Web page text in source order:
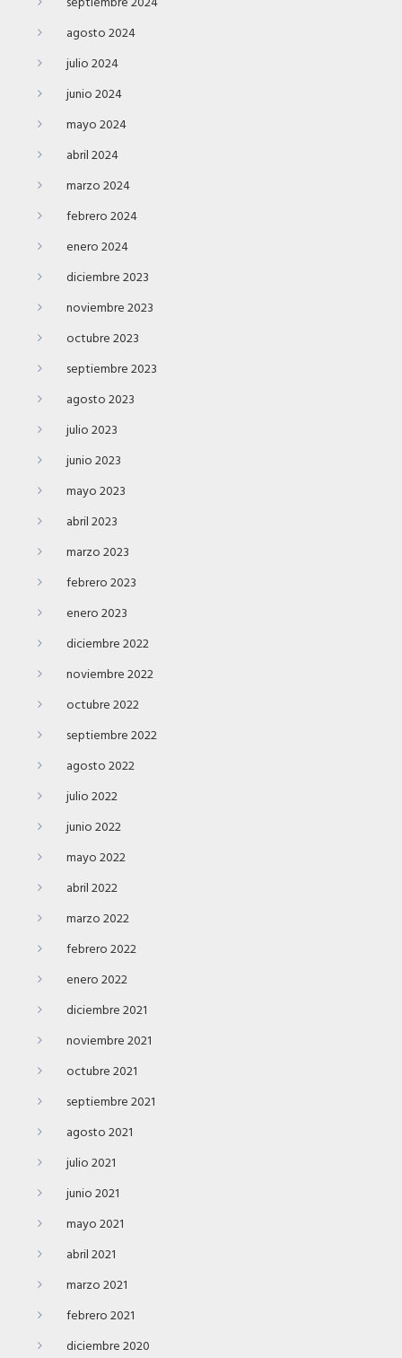
agosto 2024
julio 2024
junio 2024
mayo 2024
abril 2024
marzo 2024
febrero 2024
enero 2024
diciembre 2023
noviembre 2023
octubre 2023
septiembre 2023
agosto 2023
julio 2023
junio 2023
mayo 2023
abril 2023
marzo 2023
febrero 2023
enero 2023
diciembre 2022
noviembre 2022
octubre 2022
septiembre 2022
agosto 2022
julio 2022
junio 2022
mayo 2022
abril 2022
marzo 2022
febrero 2022
enero 2022
diciembre 2021
noviembre 2021
octubre 2021
septiembre 2021
agosto 2021
julio 2021
junio 2021
mayo 2021
abril 2021
marzo 2021
febrero 2021
diciembre 2020